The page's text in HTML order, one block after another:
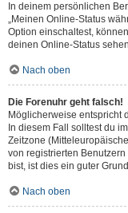
In deinem persönlichen
„Meinen Online-Status
Option einschaltest,
deinen Online-Status
Nach oben
Die Forenuhr geht falsch!
Möglicherweise entspricht
In diesem Fall solltest du
Zeitzone
von registrierten
bist, ist dies ein guter
Nach oben